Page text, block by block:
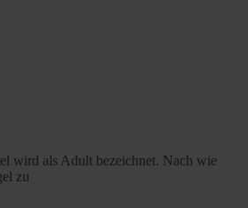
wird als Adult bezeichnet. Nach wie
zu